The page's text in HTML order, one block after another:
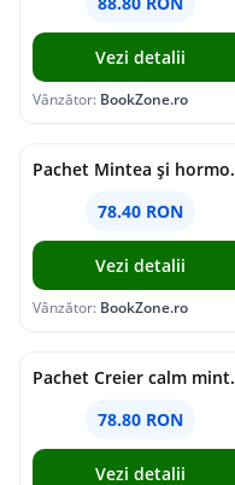
Vezi detalii
Vânzător: BookZone.ro
78.40 RON
Vezi detalii
Vânzător: BookZone.ro
78.80 RON
Vezi detalii